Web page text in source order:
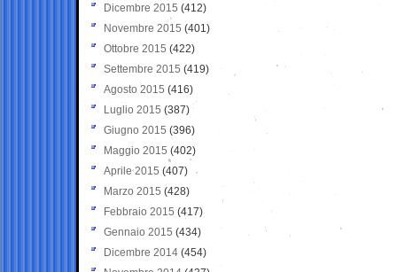
Dicembre 2015 (412)
Novembre 2015 (401)
Ottobre 2015 (422)
Settembre 2015 (419)
Agosto 2015 (416)
Luglio 2015 (387)
Giugno 2015 (396)
Maggio 2015 (402)
Aprile 2015 (407)
Marzo 2015 (428)
Febbraio 2015 (417)
Gennaio 2015 (434)
Dicembre 2014 (454)